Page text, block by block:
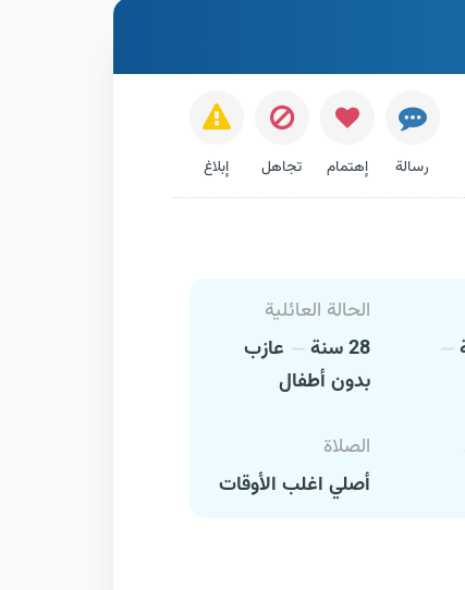
رسالة إهتمام تجاهل إبلاغ
الحالة العائلية
28 سنة
عازب
بدون أطفال
الصلاة
أصلي اغلب الأوقات